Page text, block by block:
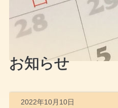
お知らせ
2022年10月10日